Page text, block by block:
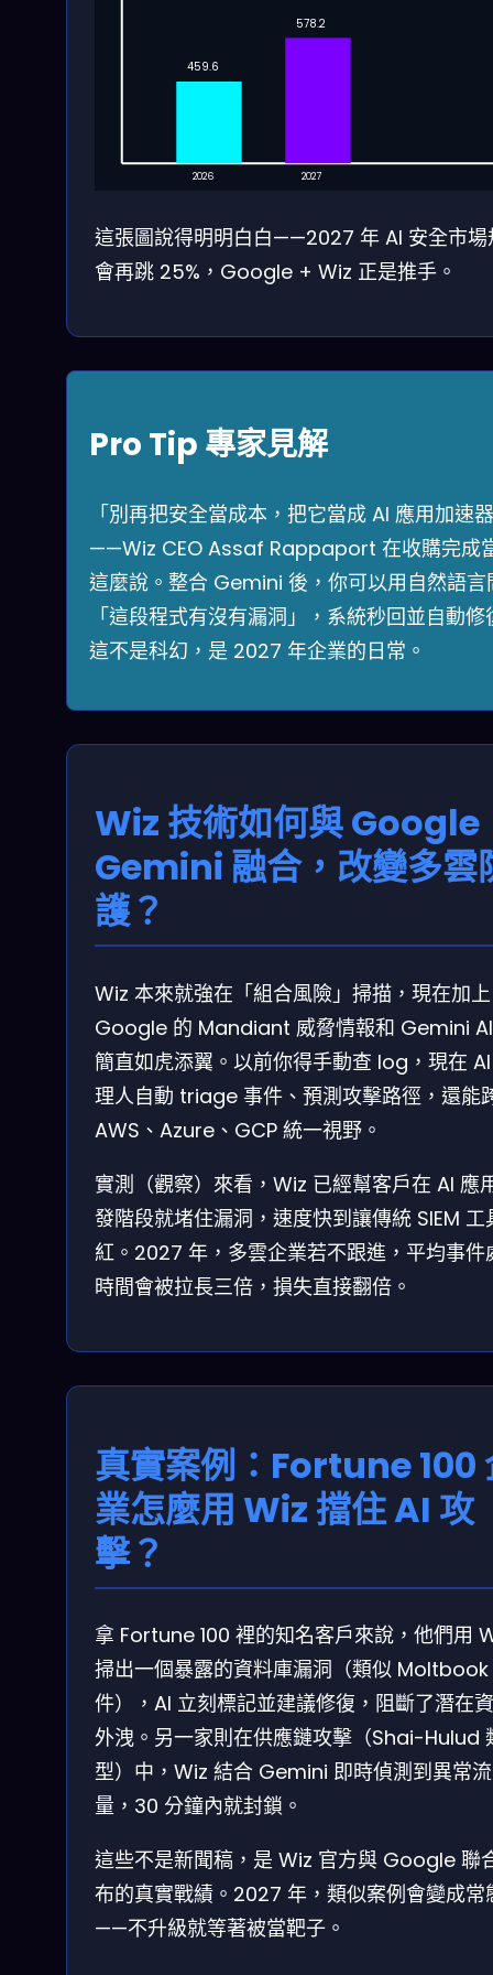
2026
459.6
2027
578.2
這張圖說得明明白白——2027 年 AI 安全市場
會再跳 25%，Google + Wiz 正是推手。
Pro Tip 專家見解
「別再把安全當成本，把它當成 AI 應用加速
——Wiz CEO Assaf Rappaport 在收購完成
這麼說。整合 Gemini 後，你可以用自然語言
「這段程式有沒有漏洞」，系統秒回並自動修
這不是科幻，是 2027 年企業的日常。
Wiz 技術如何與 Google
Gemini 融合，改變多雲
護？
Wiz 本來就強在「組合風險」掃描，現在加上
Google 的 Mandiant 威脅情報和 Gemini
簡直如虎添翼。以前你得手動查 log，現在
理人自動 triage 事件、預測攻擊路徑，還能
AWS、Azure、GCP 統一視野。
實測（觀察）來看，Wiz 已經幫客戶在 AI 應
發階段就堵住漏洞，速度快到讓傳統 SIEM 工
紅。2027 年，多雲企業若不跟進，平均事件
時間會被拉長三倍，損失直接翻倍。
真實案例：Fortune 100
業怎麼用 Wiz 擋住 AI 攻
擊？
拿 Fortune 100 裡的知名客戶來說，他們用
掃出一個暴露的資料庫漏洞（類似 Moltbook
件），AI 立刻標記並建議修復，阻斷了潛在
外洩。另一家則在供應鏈攻擊（Shai-Hulud
型）中，Wiz 結合 Gemini 即時偵測到異常流
量，30 分鐘內就封鎖。
這些不是新聞稿，是 Wiz 官方與 Google 聯
布的真實戰績。2027 年，類似案例會變成常
——不升級就等著被當靶子。